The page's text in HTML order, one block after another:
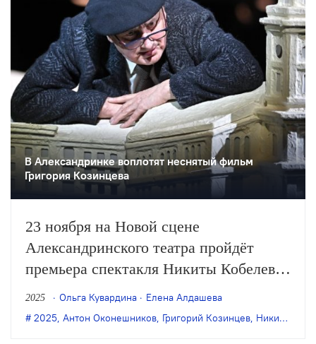
В Александринке воплотят неснятый фильм
Григория Козинцева
23 ноября на Новой сцене
Александринского театра пройдёт
премьера спектакля Никиты Кобелева
«Козинцев. Гоголиада». В основе
постановки — нереализованный
2025 Ольга Кувардина
Елена Алдашева
2025, Антон Оконешников, Григорий Козинцев, Никита Кобелев